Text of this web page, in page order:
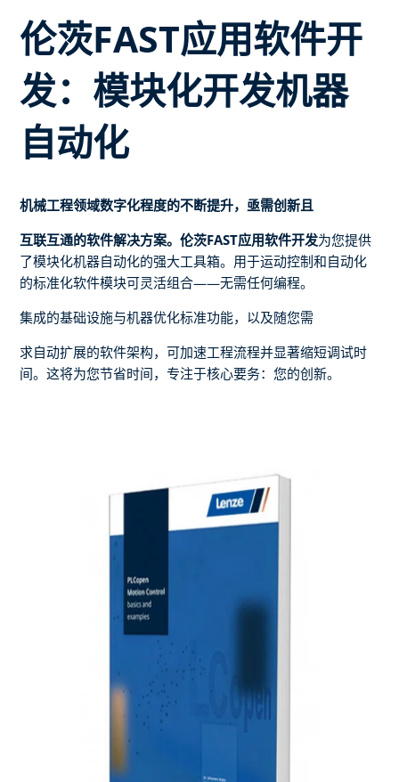
伦茨FAST应用软件开
发：模块化开发机器
自动化
机械工程领域数字化程度的不断提升，亟需创新且
互联互通的软件解决方案。伦茨FAST应用软件开发为您提供
了模块化机器自动化的强大工具箱。用于运动控制和自动化
的标准化软件模块可灵活组合——无需任何编程。
集成的基础设施与机器优化标准功能，以及随您需
求自动扩展的软件架构，可加速工程流程并显著缩短调试时
间。这将为您节省时间，专注于核心要务：您的创新。